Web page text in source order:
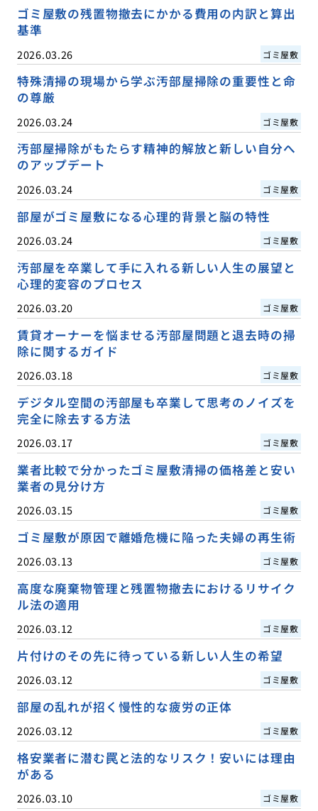
ゴミ屋敷の残置物撤去にかかる費用の内訳と算出
基準
2026.03.26 ゴミ屋敷
特殊清掃の現場から学ぶ汚部屋掃除の重要性と命
の尊厳
2026.03.24 ゴミ屋敷
汚部屋掃除がもたらす精神的解放と新しい自分へ
のアップデート
2026.03.24 ゴミ屋敷
部屋がゴミ屋敷になる心理的背景と脳の特性
2026.03.24 ゴミ屋敷
汚部屋を卒業して手に入れる新しい人生の展望と
心理的変容のプロセス
2026.03.20 ゴミ屋敷
賃貸オーナーを悩ませる汚部屋問題と退去時の掃
除に関するガイド
2026.03.18 ゴミ屋敷
デジタル空間の汚部屋も卒業して思考のノイズを
完全に除去する方法
2026.03.17 ゴミ屋敷
業者比較で分かったゴミ屋敷清掃の価格差と安い
業者の見分け方
2026.03.15 ゴミ屋敷
ゴミ屋敷が原因で離婚危機に陥った夫婦の再生術
2026.03.13 ゴミ屋敷
高度な廃棄物管理と残置物撤去におけるリサイク
ル法の適用
2026.03.12 ゴミ屋敷
片付けのその先に待っている新しい人生の希望
2026.03.12 ゴミ屋敷
部屋の乱れが招く慢性的な疲労の正体
2026.03.12 ゴミ屋敷
格安業者に潜む罠と法的なリスク！安いには理由
がある
2026.03.10 ゴミ屋敷